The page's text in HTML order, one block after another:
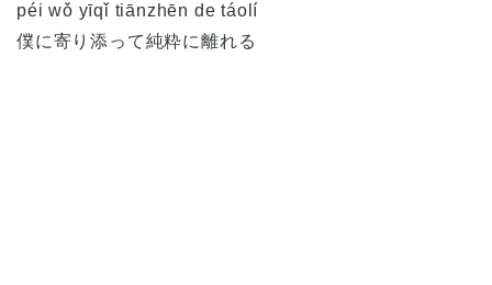
péi wǒ yīqǐ tiānzhēn de táolí
僕に寄り添って純粋に離れる